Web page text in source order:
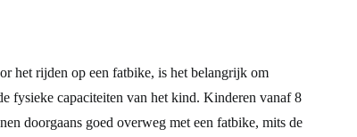
het rijden op een fatbike, is het belangrijk om
fysieke capaciteiten van het kind. Kinderen vanaf 8
doorgaans goed overweg met een fatbike, mits de